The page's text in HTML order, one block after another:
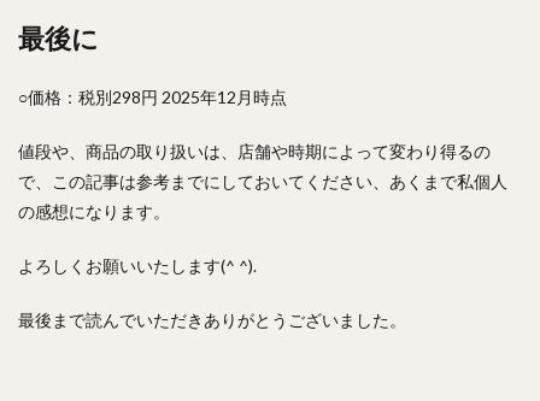
最後に
○価格：税別298円 2025年12月時点
値段や、商品の取り扱いは、店舗や時期によって変わり得るの
で、この記事は参考までにしておいてください、あくまで私個人
の感想になります。
よろしくお願いいたします(^ ^).
最後まで読んでいただきありがとうございました。